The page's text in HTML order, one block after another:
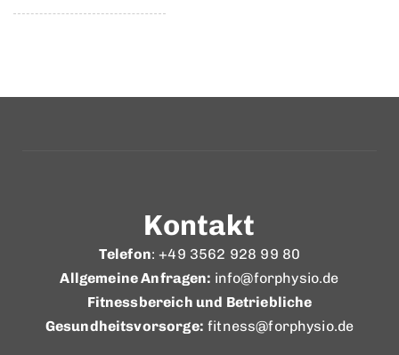
Kontakt
Telefon: +49 3562 928 99 80
Allgemeine Anfragen: info@forphysio.de
Fitnessbereich und Betriebliche
Gesundheitsvorsorge: fitness@forphysio.de